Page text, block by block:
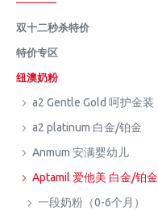
双十二秒杀特价
特价专区
纽澳奶粉
a2 Gentle Gold 呵护金装
a2 platinum 白金/铂金
Anmum 安满婴幼儿
Aptamil 爱他美 白金/铂金
一段奶粉（0-6个月）